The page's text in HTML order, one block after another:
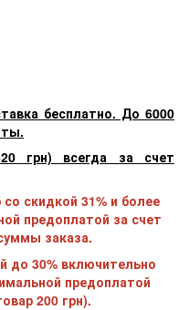
бесплатно. До 6000
грн) всегда за счет
скидкой 31% и более
предоплатой за счет
заказа.
до 30% включительно
предоплатой
200 грн).